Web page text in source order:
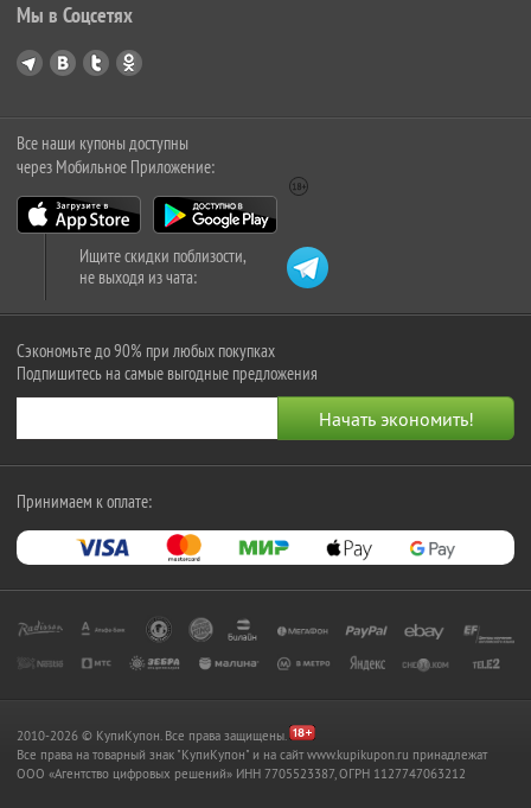
Мы в Соцсетях
Все наши купоны доступны
через Мобильное Приложение:
Ищите скидки поблизости,
не выходя из чата:
Сэкономьте до 90% при любых покупках
Подпишитесь на самые выгодные предложения
Принимаем к оплате:
2010-2026 © КупиКупон. Все права защищены.
Все права на товарный знак "КупиКупон" и на сайт www.kupikupon.ru принадлежат
OOO «Агентство цифровых решений» ИНН 7705523387, ОГРН 1127747063212